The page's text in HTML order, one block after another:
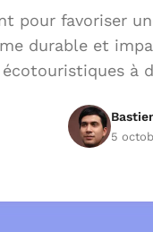
pour favoriser
durable et
écotouristiques à
5